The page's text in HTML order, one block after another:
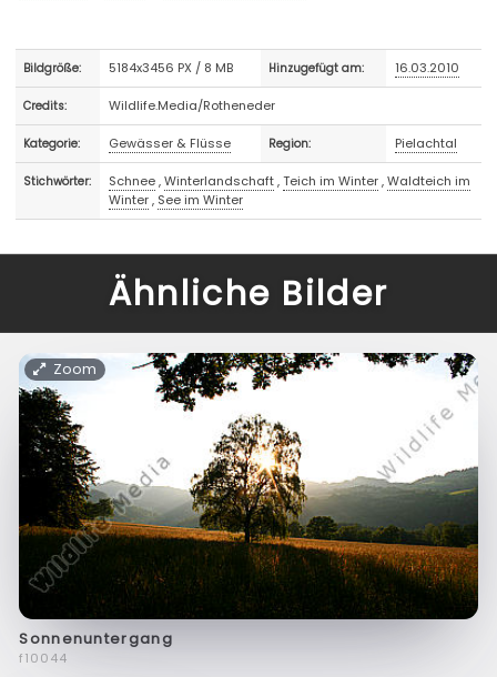
Bildgröße: 5184x3456 PX / 8 MB Hinzugefügt am: 16.03.2010
Credits: Wildlife.Media/Rotheneder
Kategorie: Gewässer & Flüsse Region: Pielachtal
Stichwörter: Schnee,Winterlandschaft,Teich im Winter,Waldteich im
Winter, See im Winter
Ähnliche Bilder
Zoom
Sonnenuntergang
f10044